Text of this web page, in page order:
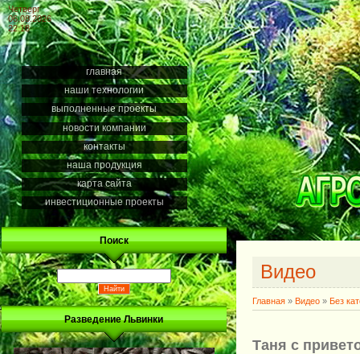
Четверг
06.08.2026
22:18
главная
наши технологии
выполненные проекты
новости компании
контакты
наша продукция
карта сайта
инвестиционные проекты
Поиск
Разведение Львинки
Видео
Главная » Видео » Без
Таня с